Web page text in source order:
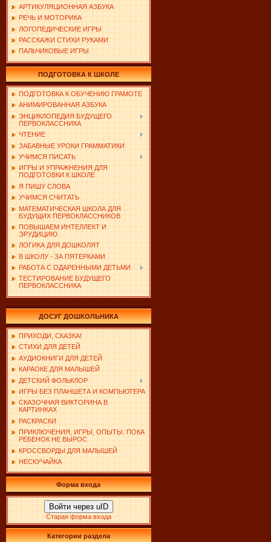
АРТИКУЛЯЦИОННАЯ АЗБУКА
РЕЧЬ И МОТОРИКА
ЛОГОПЕДИЧЕСКИЕ ИГРЫ
РАССКАЖИ СТИХИ РУКАМИ
ПАЛЬЧИКОВЫЕ ИГРЫ
ПОДГОТОВКА К ШКОЛЕ
ПОДГОТОВКА К ОБУЧЕНИЮ ГРАМОТЕ
АНИМИРОВАННАЯ АЗБУКА
ЭНЦИКЛОПЕДИЯ БУДУЩЕГО
ПЕРВОКЛАССНИКА
ЧТЕНИЕ
ЗАБАВНЫЕ УРОКИ ГРАММАТИКИ
УЧИМСЯ ПИСАТЬ
ИГРЫ И УПРАЖНЕНИЯ ДЛЯ
ПОДГОТОВКИ К ШКОЛЕ
Я ПИШУ СЛОВА
УЧИМСЯ СЧИТАТЬ
МАТЕМАТИЧЕСКАЯ ШКОЛА ДЛЯ
БУДУЩИХ ПЕРВОКЛАССНИКОВ
ПОВЫШАЕМ ИНТЕЛЛЕКТ И
ЭРУДИЦИЮ
ЛОГИКА ДЛЯ ДОШКОЛЯТ
В ШКОЛУ - ЗА ПЯТЕРКАМИ
РАБОТА С ОДАРЕННЫМИ ДЕТЬМИ
ТЕСТИРОВАНИЕ БУДУЩЕГО
ПЕРВОКЛАССНИКА
ДОСУГ ДОШКОЛЬНИКА
ПРИХОДИ, СКАЗКА!
СТИХИ ДЛЯ ДЕТЕЙ
АУДИОКНИГИ ДЛЯ ДЕТЕЙ
КАРАОКЕ ДЛЯ МАЛЫШЕЙ
ДЕТСКИЙ ФОЛЬКЛОР
ИГРЫ БЕЗ ПЛАНШЕТА И КОМПЬЮТЕРА
СКАЗОЧНАЯ ВИКТОРИНА В
КАРТИНКАХ
РАСКРАСКИ
ПРИКЛЮЧЕНИЯ, ИГРЫ, ОПЫТЫ. ПОКА
РЕБЕНОК НЕ ВЫРОС
КРОССВОРДЫ ДЛЯ МАЛЫШЕЙ
НЕСКУЧАЙКА
Форма входа
Войти через uID
Старая форма входа
Категории раздела